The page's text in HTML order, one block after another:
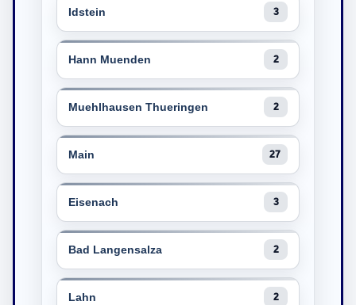
Idstein 3
Hann Muenden 2
Muehlhausen Thueringen 2
Main 27
Eisenach 3
Bad Langensalza 2
Lahn 2